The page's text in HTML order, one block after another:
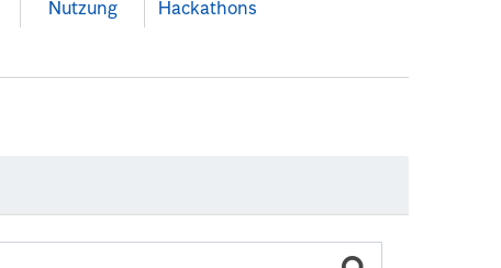
Nutzung Hackathons